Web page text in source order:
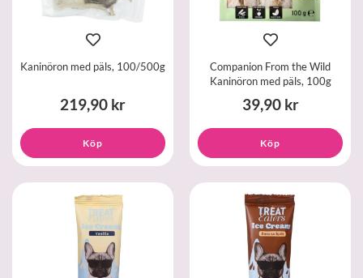
Kaninöron med päls, 100/500g
219,90 kr
Köp
Companion From the Wild
Kaninöron med päls, 100g
39,90 kr
Köp